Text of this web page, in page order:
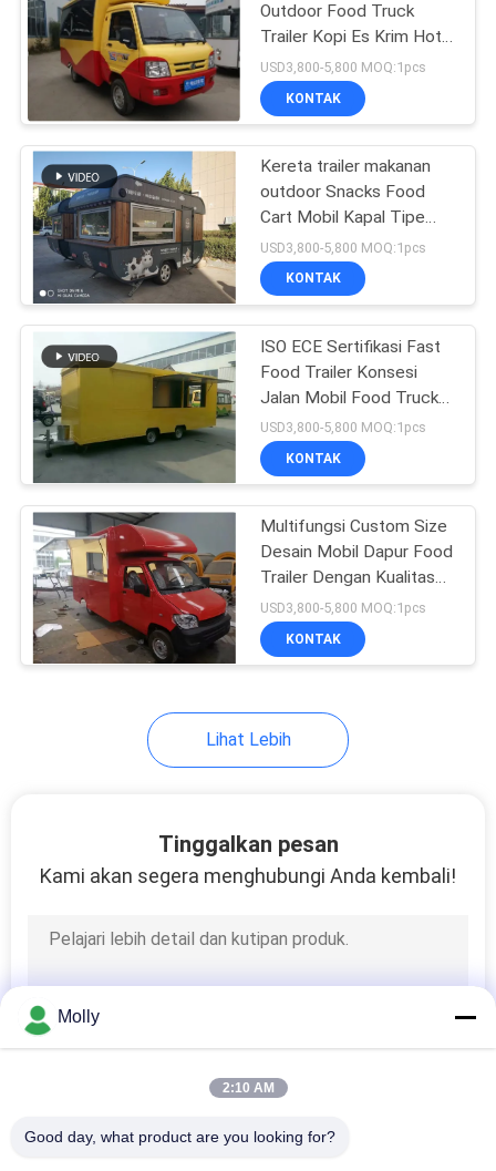
Outdoor Food Truck
Trailer Kopi Es Krim Hot
Dog Pizza Snack
USD3,800-5,800 MOQ:1pcs
KONTAK
Kereta trailer makanan
outdoor Snacks Food
Cart Mobil Kapal Tipe
Kiosk Food Catering
Trailer
USD3,800-5,800 MOQ:1pcs
KONTAK
ISO ECE Sertifikasi Fast
Food Trailer Konsesi
Jalan Mobil Food Truck
Cart
USD3,800-5,800 MOQ:1pcs
KONTAK
Multifungsi Custom Size
Desain Mobil Dapur Food
Trailer Dengan Kualitas
Tinggi
USD3,800-5,800 MOQ:1pcs
KONTAK
Lihat Lebih
Tinggalkan pesan
Kami akan segera menghubungi Anda kembali!
Molly
2:10 AM
Good day, what product are you looking for?